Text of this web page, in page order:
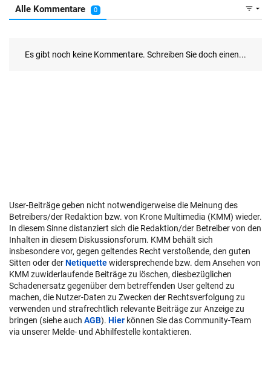
User-Beiträge geben nicht notwendigerweise die Meinung des
Betreibers/der Redaktion bzw. von Krone Multimedia (KMM) wieder.
In diesem Sinne distanziert sich die Redaktion/der Betreiber von den
Inhalten in diesem Diskussionsforum. KMM behält sich
insbesondere vor, gegen geltendes Recht verstoßende, den guten
Sitten oder derNetiquettewidersprechende bzw. dem Ansehen von
KMM zuwiderlaufende Beiträge zu löschen, diesbezüglichen
Schadenersatz gegenüber dem betreffenden User geltend zu
machen, die Nutzer-Daten zu Zwecken der Rechtsverfolgung zu
verwenden und strafrechtlich relevante Beiträge zur Anzeige zu
bringen (siehe auch AGB). Hier können Sie das Community-Team
via unserer Melde- und Abhilfestelle kontaktieren.